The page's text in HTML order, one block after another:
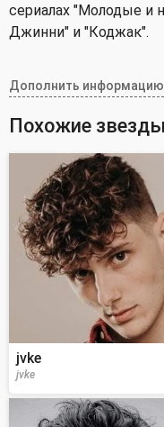
сериалах "Молодые и
Джинни" и "Коджак".
Дополнить
Похожие звезды
jvke
jvke